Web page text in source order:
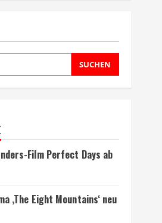
SUCHEN
Film Perfect Days ab
‚The Eight Mountains‘ neu